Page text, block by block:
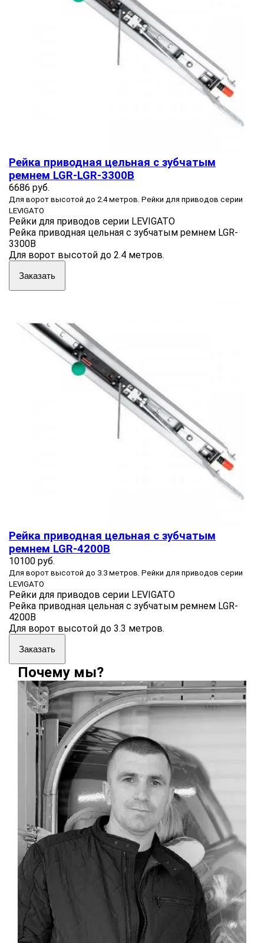
Рейка приводная цельная с зубчатым
ремнем LGR-LGR-3300B
6686 руб.
Для ворот высотой до 2.4 метров. Рейки для приводов серии
LEVIGATO
Рейки для приводов серии LEVIGATO
Рейка приводная цельная с зубчатым ремнем LGR-
3300B
Для ворот высотой до 2.4 метров.
Заказать
Рейка приводная цельная с зубчатым
ремнем LGR-4200B
10100 руб.
Для ворот высотой до 3.3 метров. Рейки для приводов серии
LEVIGATO
Рейки для приводов серии LEVIGATO
Рейка приводная цельная с зубчатым ремнем LGR-
4200B
Для ворот высотой до 3.3 метров.
Заказать
Почему мы?